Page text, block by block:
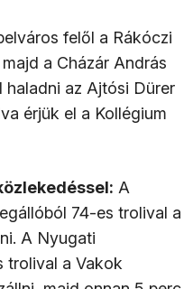
felől a Rákóczi
a Cházár András
az Ajtósi Dürer
érjük el a Kollégium
A
74-es trolival a
A Nyugati
trolival a Vakok